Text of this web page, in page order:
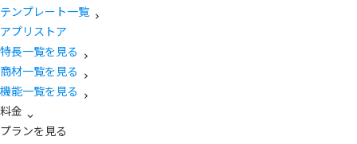
テンプレート一覧
アプリストア
特長一覧を見る
商材一覧を見る
機能一覧を見る
料金
プランを見る